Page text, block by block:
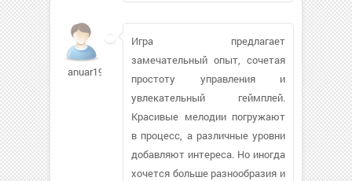
anuar1981434
Игра предлагает
замечательный опыт, сочетая
простоту управления и
увлекательный геймплей.
Красивые мелодии погружают
в процесс, а различные уровни
добавляют интереса. Но иногда
хочется больше разнообразия и